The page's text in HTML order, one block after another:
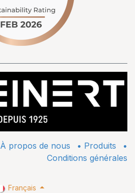
À propos de nous • ​Produits
•
Conditions générales
Français